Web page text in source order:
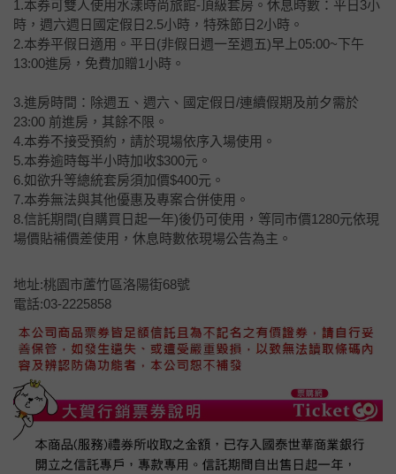
1.本券可雙人使用水漾時尚旅館-頂級套房。休息時數：平日3小
時，週六週日國定假日2.5小時，特殊節日2小時。
2.本券平假日適用。平日(非假日週一至週五)早上05:00~下午
13:00進房，免費加贈1小時。
3.進房時間：除週五、週六、國定假日/連續假期及前夕需於
23:00 前進房，其餘不限。
4.本券不接受預約，請於現場依序入場使用。
5.本券逾時每半小時加收$300元。
6.如欲升等總統套房須加價$400元。
7.本券無法與其他優惠及專案合併使用。
8.信託期間(自購買日起一年)後仍可使用，等同市價1280元依現
場價貼補價差使用，休息時數依現場公告為主。
地址:桃園市蘆竹區洛陽街68號
電話:03-2225858